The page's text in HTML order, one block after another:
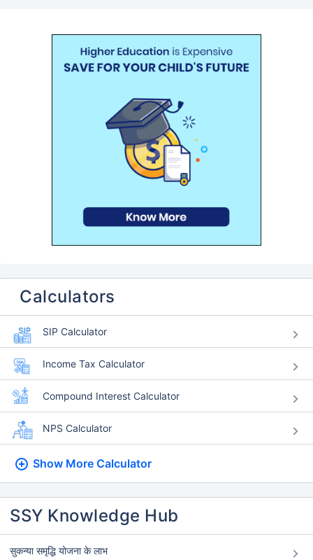
Calculators
SIP Calculator
Income Tax Calculator
Compound Interest Calculator
NPS Calculator
Show More Calculator
SSY Knowledge Hub
सुकन्या समृद्धि योजना के लाभ